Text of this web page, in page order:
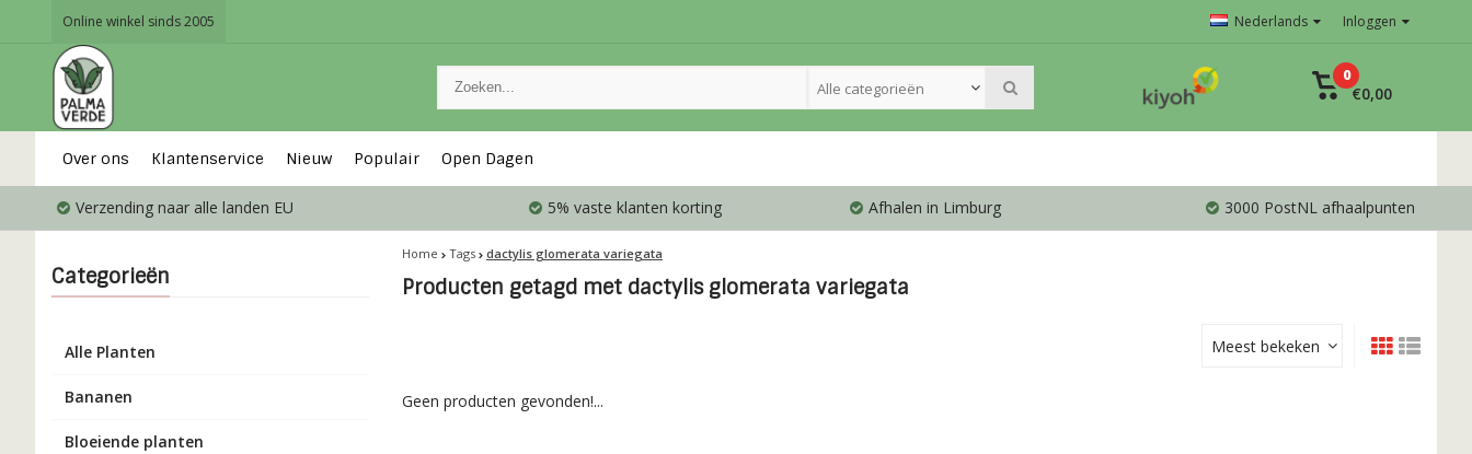
Online winkel sinds 2005 Nederlands Inloggen
Alle categorieën
0
€0,00
Over ons Klantenservice Nieuw Populair Open Dagen
Verzending naar alle landen EU 5% vaste klanten korting Afhalen in Limburg 3000 PostNL afhaalpunten
Categorieën
Alle Planten
Bananen
Bloeiende planten
Home Tags dactylis glomerata variegata
Producten getagd met dactylis glomerata variegata
Meest bekeken
Geen producten gevonden!...